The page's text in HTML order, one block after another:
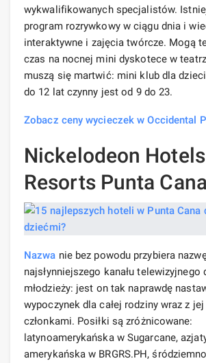
wykwalifikowanych specjalistów.
program rozrywkowy w ciągu dnia i
interaktywne i zajęcia twórcze. Mogą
czas na nocnej mini dyskotece w
muszą się martwić: mini klub dla
do 12 lat czynny jest od 9 do 23.
Zobacz ceny wycieczek w Occidental
Nickelodeon
Resorts Punta
Nazwa nie bez powodu przybiera
najsłynniejszego kanału telewizyjnego
młodzieży: jest on tak naprawdę
wypoczynek dla całej rodziny wraz z
członkami. Posiłki są zróżnicowane:
latynoamerykańska w Sugarcane,
amerykańska w BRGRS.PH,